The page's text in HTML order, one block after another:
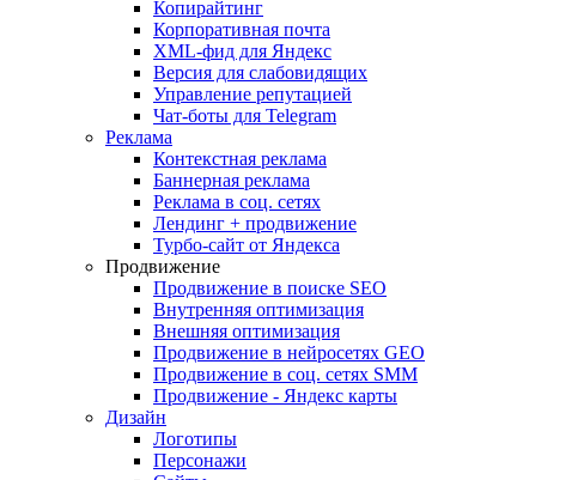
Копирайтинг
Корпоративная почта
XML-фид для Яндекс
Версия для слабовидящих
Управление репутацией
Чат-боты для Telegram
Реклама
Контекстная реклама
Баннерная реклама
Реклама в соц. сетях
Лендинг + продвижение
Турбо-сайт от Яндекса
Продвижение
Продвижение в поиске SEO
Внутренняя оптимизация
Внешняя оптимизация
Продвижение в нейросетях GEO
Продвижение в соц. сетях SMM
Продвижение - Яндекс карты
Дизайн
Логотипы
Персонажи